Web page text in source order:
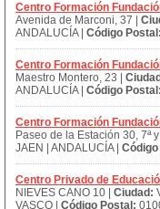
Centro Formación
Avenida de Marconi, 37 |
ANDALUCÍA | Código Postal:
Centro Formación
Maestro Montero, 23 |
ANDALUCÍA | Código Postal:
Centro Formación
Paseo de la Estación 30, 7ª y
JAEN | ANDALUCÍA |
Centro Privado de
NIEVES CANO 10 | Ciudad:
VASCO | Código Postal: